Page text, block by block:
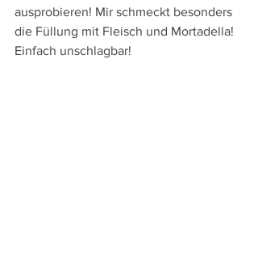
ausprobieren! Mir schmeckt besonders
die Füllung mit Fleisch und Mortadella!
Einfach unschlagbar!